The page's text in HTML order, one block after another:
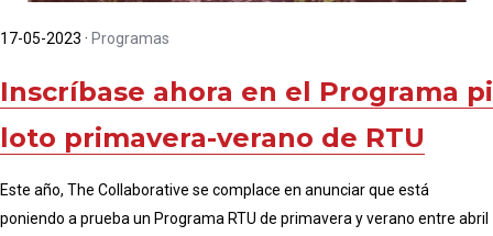
17-05-2023 · Programas
Inscríbase ahora en el Programa pi
loto primavera-verano de RTU
Este año, The Collaborative se complace en anunciar que está
poniendo a prueba un Programa RTU de primavera y verano entre abril